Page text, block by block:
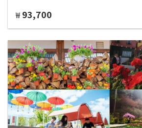
₩ 93,700